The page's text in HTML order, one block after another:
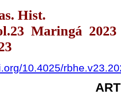
Hist.
Maringá
10.4025/